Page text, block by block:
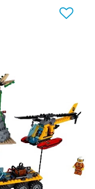
радиаторная
С его
работ по обе
для
молотка и
воздух во